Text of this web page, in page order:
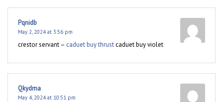
Pqnidb
May 2, 2024 at 3:56 pm
crestor servant – caduet buy thrustcaduet buy violet
Qkydma
May 4, 2024 at 10:51 pm